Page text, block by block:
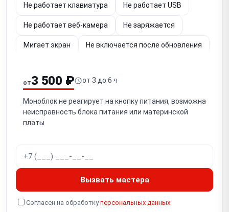
Не работает клавиатура Не работает USB
Не работает веб-камера Не заряжается
Мигает экран Не включается после обновления
от3 500 ₽ от 3 до 6 ч
Моноблок не реагирует на кнопку питания, возможна
неисправность блока питания или материнской
платы
Вызвать мастера
Согласен на обработкуперсональных данных